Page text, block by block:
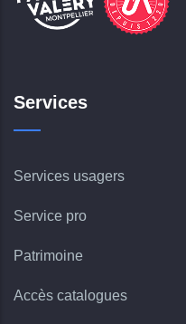
Services
Services usagers
Service pro
Patrimoine
Accès catalogues